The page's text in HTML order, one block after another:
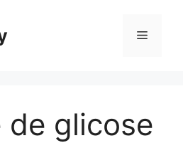
Menu
de glicose